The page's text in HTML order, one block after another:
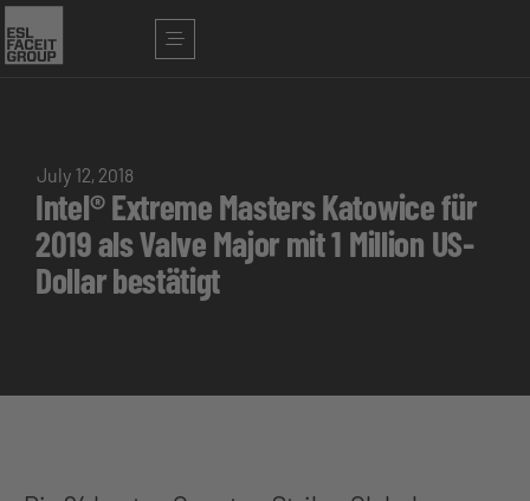
July 12, 2018
Intel® Extreme Masters Katowice für
2019 als Valve Major mit 1 Million US-
Dollar bestätigt